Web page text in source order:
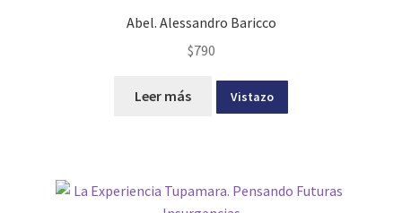
Abel. Alessandro Baricco
$790
Leer más Vistazo